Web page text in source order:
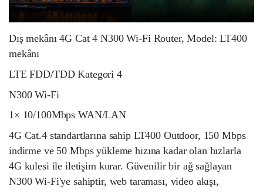
Dış mekânı 4G Cat 4 N300 Wi-Fi Router, Model: LT400
mekânı
LTE FDD/TDD Kategori 4
N300 Wi-Fi
1× 10/100Mbps WAN/LAN
4G Cat.4 standartlarına sahip LT400 Outdoor, 150 Mbps
indirme ve 50 Mbps yükleme hızına kadar olan hızlarla
4G kulesi ile iletişim kurar. Güvenilir bir ağ sağlayan
N300 Wi-Fi'ye sahiptir, web taraması, video akışı,